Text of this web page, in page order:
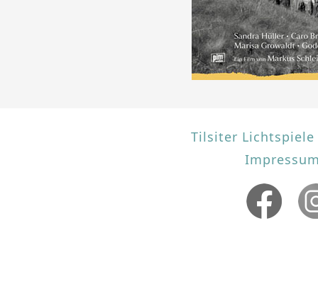
Tilsiter Lichtspiele